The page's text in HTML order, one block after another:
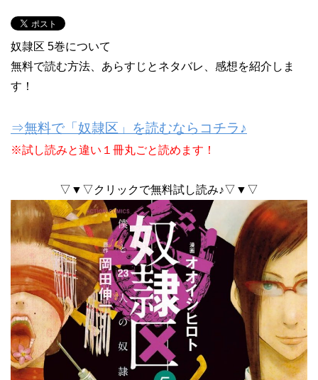
奴隷区 5巻について
無料で読む方法、あらすじとネタバレ、感想を紹介しま
す！
⇒無料で「奴隷区」を読むならコチラ♪
※試し読みと違い１冊丸ごと読めます！
▽▼▽クリックで無料試し読み♪▽▼▽